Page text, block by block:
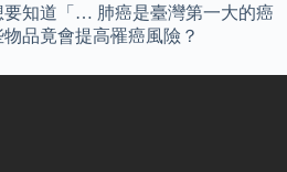
要知道「… 肺癌是臺灣第一大的癌
品竟會提高罹癌風險？